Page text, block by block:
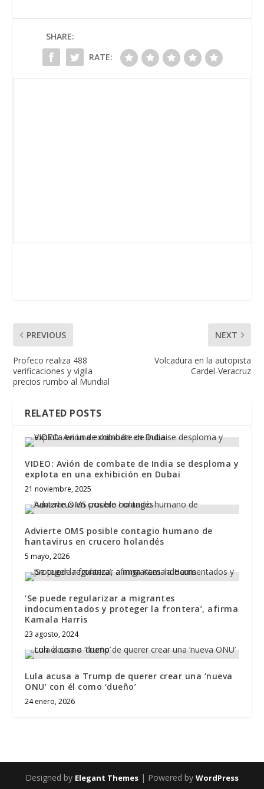
SHARE:
RATE:
PREVIOUS
Profeco realiza 488
verificaciones y vigila
precios rumbo al Mundial
NEXT
Volcadura en la autopista
Cardel-Veracruz
RELATED POSTS
VIDEO: Avión de combate de India se desploma y
explota en una exhibición en Dubai
21 noviembre, 2025
Advierte OMS posible contagio humano de
hantavirus en crucero holandés
5 mayo, 2026
‘Se puede regularizar a migrantes
indocumentados y proteger la frontera’, afirma
Kamala Harris
23 agosto, 2024
Lula acusa a Trump de querer crear una ‘nueva
ONU’ con él como ‘dueño’
24 enero, 2026
Designed by Elegant Themes | Powered by WordPress